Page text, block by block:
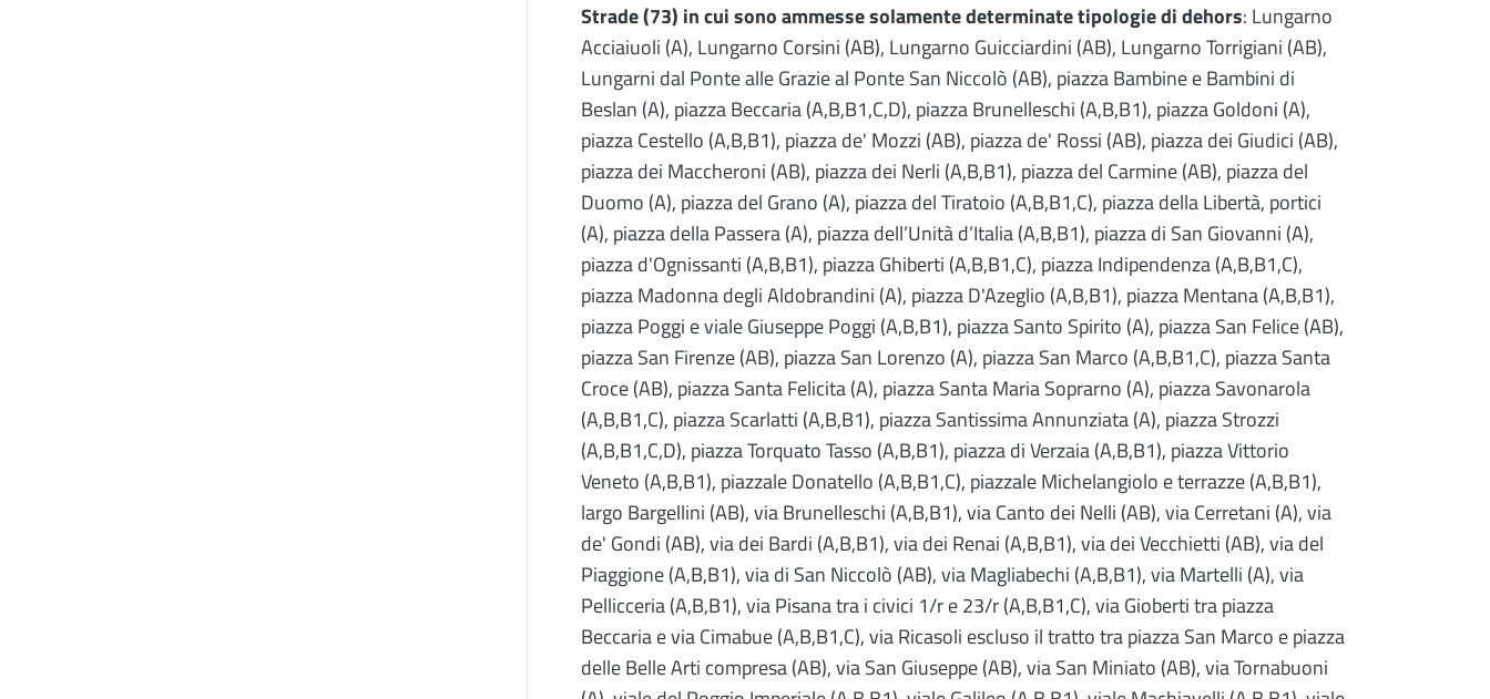
Strade (73) in cui sono ammesse solamente determinate tipologie di dehors: Lungarno
Acciaiuoli (A), Lungarno Corsini (AB), Lungarno Guicciardini (AB), Lungarno Torrigiani (AB),
Lungarni dal Ponte alle Grazie al Ponte San Niccolò (AB), piazza Bambine e Bambini di
Beslan (A), piazza Beccaria (A,B,B1,C,D), piazza Brunelleschi (A,B,B1), piazza Goldoni (A),
piazza Cestello (A,B,B1), piazza de' Mozzi (AB), piazza de' Rossi (AB), piazza dei Giudici (AB),
piazza dei Maccheroni (AB), piazza dei Nerli (A,B,B1), piazza del Carmine (AB), piazza del
Duomo (A), piazza del Grano (A), piazza del Tiratoio (A,B,B1,C), piazza della Libertà, portici
(A), piazza della Passera (A), piazza dell’Unità d’Italia (A,B,B1), piazza di San Giovanni (A),
piazza d'Ognissanti (A,B,B1), piazza Ghiberti (A,B,B1,C), piazza Indipendenza (A,B,B1,C),
piazza Madonna degli Aldobrandini (A), piazza D'Azeglio (A,B,B1), piazza Mentana (A,B,B1),
piazza Poggi e viale Giuseppe Poggi (A,B,B1), piazza Santo Spirito (A), piazza San Felice (AB),
piazza San Firenze (AB), piazza San Lorenzo (A), piazza San Marco (A,B,B1,C), piazza Santa
Croce (AB), piazza Santa Felicita (A), piazza Santa Maria Soprarno (A), piazza Savonarola
(A,B,B1,C), piazza Scarlatti (A,B,B1), piazza Santissima Annunziata (A), piazza Strozzi
(A,B,B1,C,D), piazza Torquato Tasso (A,B,B1), piazza di Verzaia (A,B,B1), piazza Vittorio
Veneto (A,B,B1), piazzale Donatello (A,B,B1,C), piazzale Michelangiolo e terrazze (A,B,B1),
largo Bargellini (AB), via Brunelleschi (A,B,B1), via Canto dei Nelli (AB), via Cerretani (A), via
de' Gondi (AB), via dei Bardi (A,B,B1), via dei Renai (A,B,B1), via dei Vecchietti (AB), via del
Piaggione (A,B,B1), via di San Niccolò (AB), via Magliabechi (A,B,B1), via Martelli (A), via
Pellicceria (A,B,B1), via Pisana tra i civici 1/r e 23/r (A,B,B1,C), via Gioberti tra piazza
Beccaria e via Cimabue (A,B,B1,C), via Ricasoli escluso il tratto tra piazza San Marco e piazza
delle Belle Arti compresa (AB), via San Giuseppe (AB), via San Miniato (AB), via Tornabuoni